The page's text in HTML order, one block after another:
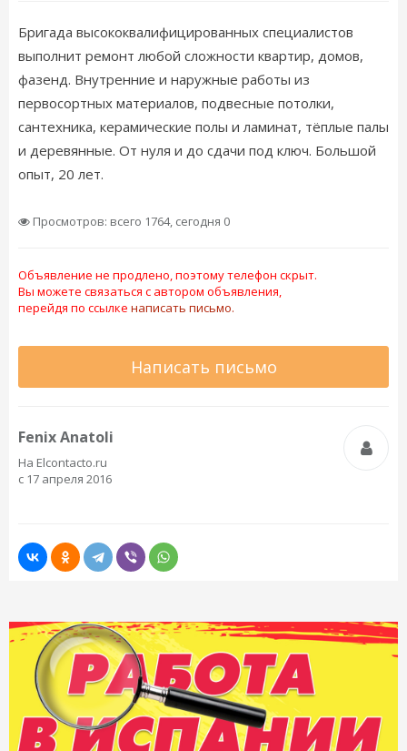
Бригада высококвалифицированных специалистов
выполнит ремонт любой сложности квартир, домов,
фазенд. Внутренние и наружные работы из
первосортных материалов, подвесные потолки,
сантехника, керамические полы и ламинат, тёплые палы
и деревянные. От нуля и до сдачи под ключ. Большой
опыт, 20 лет.
Просмотров: всего 1764, сегодня 0
Объявление не продлено, поэтому телефон скрыт.
Вы можете связаться с автором объявления,
перейдя по ссылке написать письмо.
Написать письмо
Fenix Anatoli
На Elcontacto.ru
с 17 апреля 2016